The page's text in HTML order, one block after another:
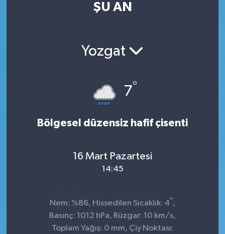
ŞU AN
Yozgat
7°
Bölgesel düzensiz hafif çisenti
16 Mart Pazartesi
14:45
Nem: %86, Hissedilen Sıcaklık: 4° ,
Basınç: 1012 hPa, Rüzgar: 10 km/s,
Toplam Yağış: 0 mm, Çiy Noktası:
Tarih - Kültür - Sanat - Turizm
Son Dakika Haberleri